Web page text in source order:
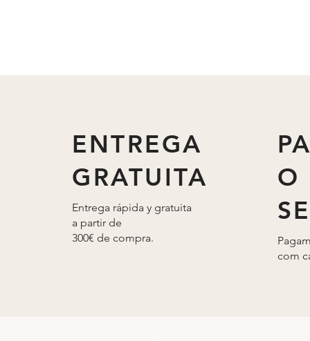
ENTREGA
GRATUITA
Entrega rápida y gratuita
a partir de
300€ de compra.
O
com